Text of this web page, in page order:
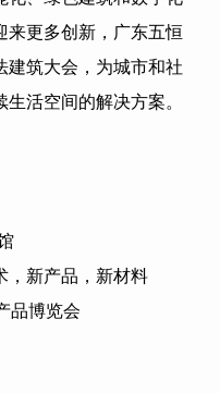
更多创新， 广东五恒
建筑大会，为城市和社
活空间的解决方案。
，新产品，新材料
品博览会